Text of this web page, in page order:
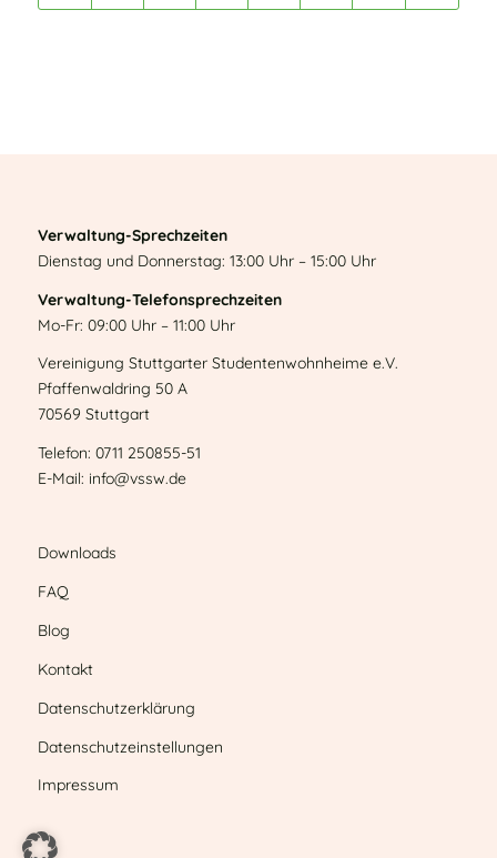
Verwaltung-Sprechzeiten
Dienstag und Donnerstag: 13:00 Uhr – 15:00 Uhr
Verwaltung-Telefonsprechzeiten
Mo-Fr: 09:00 Uhr – 11:00 Uhr
Vereinigung Stuttgarter Studentenwohnheime e.V.
Pfaffenwaldring 50 A
70569 Stuttgart
Telefon: 0711 250855-51
E-Mail: info@vssw.de
Downloads
FAQ
Blog
Kontakt
Datenschutzerklärung
Datenschutzeinstellungen
Impressum